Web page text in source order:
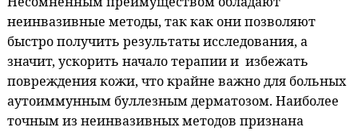
неинвазивные методы, так как они позволяют
быстро получить результаты исследования, а
значит, ускорить начало терапии и избежать
повреждения кожи, что крайне важно для больных
аутоиммунным буллезным дерматозом. Наиболее
точным из неинвазивных методов признана